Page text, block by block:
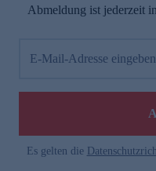
Abmeldung ist jederzeit
E-Mail-Adresse eingeben
Es gelten die